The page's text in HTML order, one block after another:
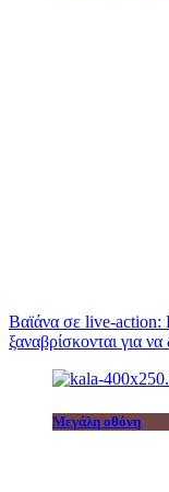
Βαϊάνα σε live-action:
ξαναβρίσκονται για
Μεγάλη οθόνη